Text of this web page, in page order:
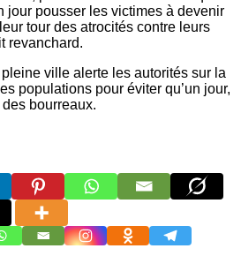
jour pousser les victimes à devenir
tour des atrocités contre leurs
revanchard.
ville alerte les autorités sur la
populations pour éviter qu’un jour,
bourreaux.